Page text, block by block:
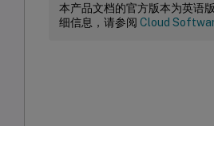
本产品文档的官方版本为英语
细信息，请参阅 Cloud